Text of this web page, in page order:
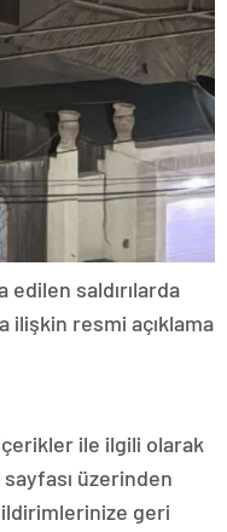
edilen saldırılarda
ilişkin resmi açıklama
ile ilgili olarak
üzerinden
geri